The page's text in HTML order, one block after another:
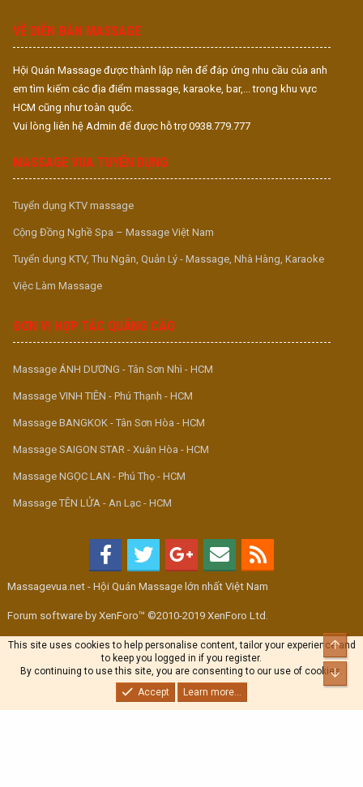
VỀ DIỄN ĐÀN MASSAGE
Hội Quán Massage được thành lập nên để đáp ứng nhu cầu của anh
em tìm kiếm các địa điểm massage, karaoke, bar,... trong khu vực
HCM cũng như toàn quốc.
Vui lòng liên hệ Admin để được hỗ trợ 0938.779.777
MASSAGE VUA TUYỂN DỤNG
Tuyển dụng KTV massage
Cộng Đồng Nghề Spa – Massage Việt Nam
Tuyển dụng KTV, Thu Ngân, Quản Lý - Massage, Nhà Hàng, Karaoke
Việc Làm Massage
ĐƠN VỊ HỢP TÁC QUẢNG CÁO
Massage ÁNH DƯƠNG - Tân Sơn Nhì - HCM
Massage VINH TIÊN - Phú Thạnh - HCM
Massage BANGKOK - Tân Sơn Hòa - HCM
Massage SAIGON STAR - Xuân Hòa - HCM
Massage NGỌC LAN - Phú Thọ - HCM
Massage TÊN LỬA - An Lạc - HCM
Massagevua.net - Hội Quán Massage lớn nhất Việt Nam
Forum software by XenForo™ ©2010-2019 XenForo Ltd.
This site uses cookies to help personalise content, tailor your experience and
to keep you logged in if you register.
By continuing to use this site, you are consenting to our use of cookies.
Accept
Learn more...
Top